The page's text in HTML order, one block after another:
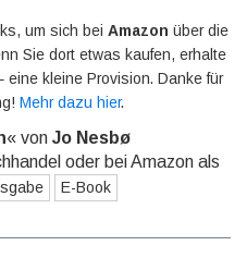
um sich bei Amazon über die
Sie dort etwas kaufen, erhalte
eine kleine Provision. Danke für
Mehr dazu hier.
« von Jo Nesbø
oder bei Amazon als
E-Book